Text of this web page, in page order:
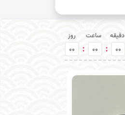
00
روز
: 00
ساعت
: 00
دقیقه